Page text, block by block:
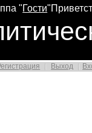
"Гости"
Выход